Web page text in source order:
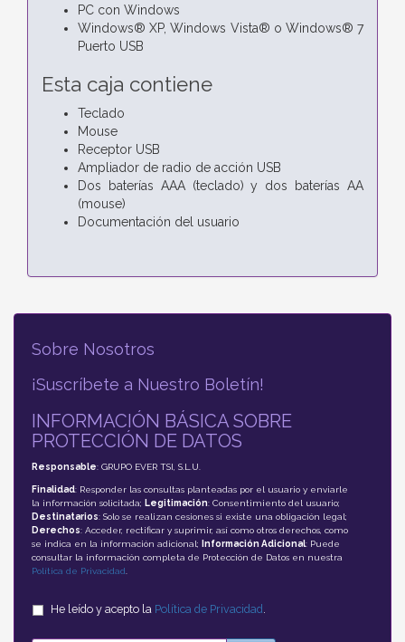
PC con Windows
Windows® XP, Windows Vista® o Windows® 7
Puerto USB
Esta caja contiene
Teclado
Mouse
Receptor USB
Ampliador de radio de acción USB
Dos baterías AAA (teclado) y dos baterías AA
(mouse)
Documentación del usuario
Sobre Nosotros
¡Suscríbete a Nuestro Boletín!
INFORMACIÓN BÁSICA SOBRE
PROTECCIÓN DE DATOS
Responsable: GRUPO EVER TSI, S.L.U.
Finalidad: Responder las consultas planteadas por el usuario y enviarle
la información solicitada; Legitimación: Consentimiento del usuario;
Destinatarios: Solo se realizan cesiones si existe una obligación legal;
Derechos: Acceder, rectificar y suprimir, así como otros derechos, como
se indica en la información adicional;
Información Adicional: Puede
consultar la información completa de Protección de Datos en nuestra
Política de Privacidad
He leído y acepto la Política de Privacidad